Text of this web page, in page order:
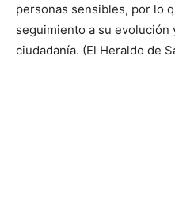
personas sensibles, por lo
seguimiento a su evolución
ciudadanía. (El Heraldo de